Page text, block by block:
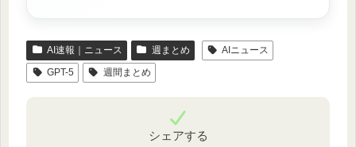
AI速報｜ニュース 週まとめ
AIニュース
GPT-5
週間まとめ
シェアする